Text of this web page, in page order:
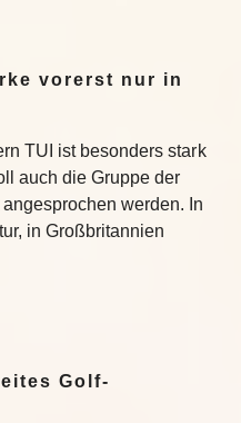
vorerst nur in
TUI ist besonders stark
auch die Gruppe der
werden. In
in Großbritannien
Golf-